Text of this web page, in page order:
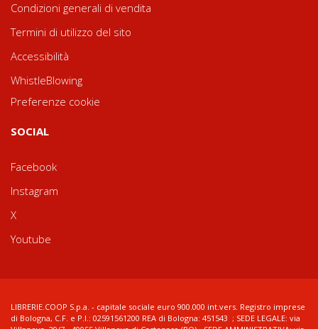
Condizioni generali di vendita
Termini di utilizzo del sito
Accessibilità
WhistleBlowing
Preferenze cookie
SOCIAL
Facebook
Instagram
X
Youtube
LIBRERIE.COOP S.p.a. - capitale sociale euro 900.000 int.vers. Registro imprese
di Bologna, C.F. e P.I.: 02591561200 REA di Bologna: 451543 ; SEDE LEGALE: via